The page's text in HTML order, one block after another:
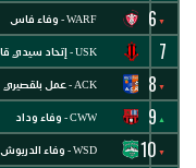
▼
6 WARF - وفاء فاس
7 USK - إتحاد سيدي قاسم
▼
8 ACK - عمل بلقصيري
▲
9 CWW - وفاء وداد
▼
10 WSD - وفاء الدريوش